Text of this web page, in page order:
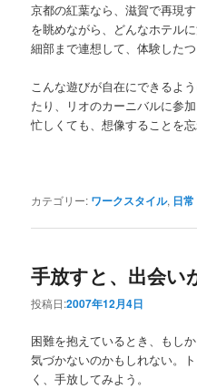
京都の紅葉なら、滋賀で再現
を眺めながら、どんなホテル
細部まで連想して、体験したつ
こんな遊びが自在にできるよ
たり、リオのカーニバルに参
忙しくても、想像することを
カテゴリー: ワークスタイル, 日常
手放すと、出会い
投稿日:2007年12月4日
困難を抱えているとき、もし
気づかないのかもしれない。
く、手放してみよう。